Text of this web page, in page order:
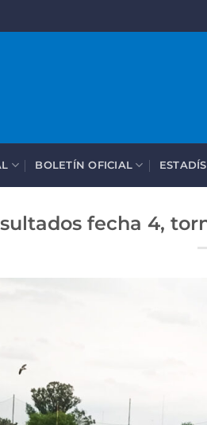
BOLETÍN OFICIAL
fecha 4,